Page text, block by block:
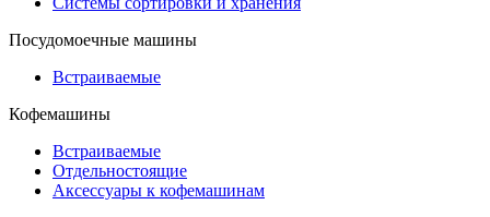
Посудомоечные машины
Встраиваемые
Кофемашины
Встраиваемые
Отдельностоящие
Аксессуары к кофемашинам